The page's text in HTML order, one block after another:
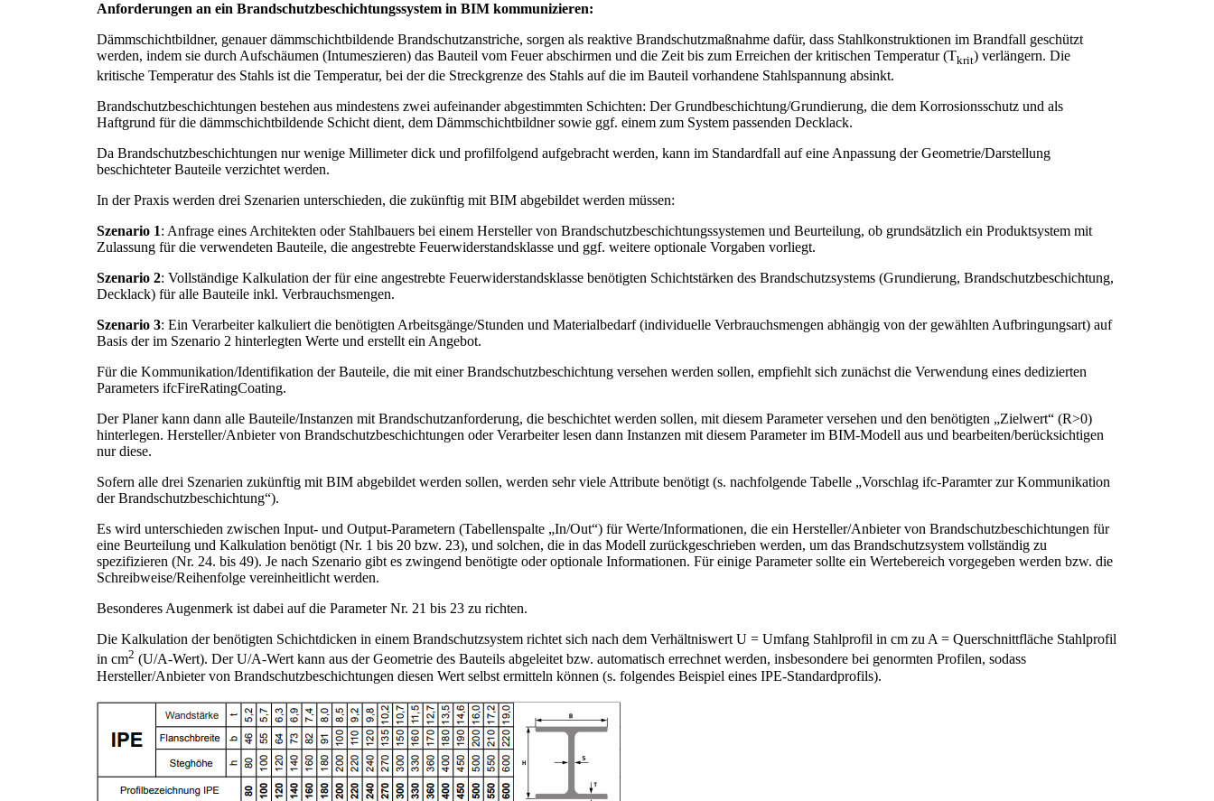
Anforderungen an ein Brandschutzbeschichtungssystem in BIM kommunizieren:
Dämmschichtbildner, genauer dämmschichtbildende Brandschutzanstriche, sorgen als reaktive Brandschutzmaßnahme dafür, dass Stahlkonstruktionen im Brandfall geschützt
werden, indem sie durch Aufschäumen (Intumeszieren) das Bauteil vom Feuer abschirmen und die Zeit bis zum Erreichen der kritischen Temperatur (Tkrit) verlängern. Die
kritische Temperatur des Stahls ist die Temperatur, bei der die Streckgrenze des Stahls auf die im Bauteil vorhandene Stahlspannung absinkt.
Brandschutzbeschichtungen bestehen aus mindestens zwei aufeinander abgestimmten Schichten: Der Grundbeschichtung/Grundierung, die dem Korrosionsschutz und als
Haftgrund für die dämmschichtbildende Schicht dient, dem Dämmschichtbildner sowie ggf. einem zum System passenden Decklack.
Da Brandschutzbeschichtungen nur wenige Millimeter dick und profilfolgend aufgebracht werden, kann im Standardfall auf eine Anpassung der Geometrie/Darstellung
beschichteter Bauteile verzichtet werden.
In der Praxis werden drei Szenarien unterschieden, die zukünftig mit BIM abgebildet werden müssen:
Szenario 1: Anfrage eines Architekten oder Stahlbauers bei einem Hersteller von Brandschutzbeschichtungssystemen und Beurteilung, ob grundsätzlich ein Produktsystem mit
Zulassung für die verwendeten Bauteile, die angestrebte Feuerwiderstandsklasse und ggf. weitere optionale Vorgaben vorliegt.
Szenario 2: Vollständige Kalkulation der für eine angestrebte Feuerwiderstandsklasse benötigten Schichtstärken des Brandschutzsystems (Grundierung, Brandschutzbeschichtung,
Decklack) für alle Bauteile inkl. Verbrauchsmengen.
Szenario 3: Ein Verarbeiter kalkuliert die benötigten Arbeitsgänge/Stunden und Materialbedarf (individuelle Verbrauchsmengen abhängig von der gewählten Aufbringungsart) auf
Basis der im Szenario 2 hinterlegten Werte und erstellt ein Angebot.
Für die Kommunikation/Identifikation der Bauteile, die mit einer Brandschutzbeschichtung versehen werden sollen, empfiehlt sich zunächst die Verwendung eines dedizierten
Parameters ifcFireRatingCoating.
Der Planer kann dann alle Bauteile/Instanzen mit Brandschutzanforderung, die beschichtet werden sollen, mit diesem Parameter versehen und den benötigten „Zielwert“ (R>0)
hinterlegen. Hersteller/Anbieter von Brandschutzbeschichtungen oder Verarbeiter lesen dann Instanzen mit diesem Parameter im BIM-Modell aus und bearbeiten/berücksichtigen
nur diese.
Sofern alle drei Szenarien zukünftig mit BIM abgebildet werden sollen, werden sehr viele Attribute benötigt (s. nachfolgende Tabelle „Vorschlag ifc-Paramter zur Kommunikation
der Brandschutzbeschichtung“).
Es wird unterschieden zwischen Input- und Output-Parametern (Tabellenspalte „In/Out“) für Werte/Informationen, die ein Hersteller/Anbieter von Brandschutzbeschichtungen für
eine Beurteilung und Kalkulation benötigt (Nr. 1 bis 20 bzw. 23), und solchen, die in das Modell zurückgeschrieben werden, um das Brandschutzsystem vollständig zu
spezifizieren (Nr. 24. bis 49). Je nach Szenario gibt es zwingend benötigte oder optionale Informationen. Für einige Parameter sollte ein Wertebereich vorgegeben werden bzw. die
Schreibweise/Reihenfolge vereinheitlicht werden.
Besonderes Augenmerk ist dabei auf die Parameter Nr. 21 bis 23 zu richten.
Die Kalkulation der benötigten Schichtdicken in einem Brandschutzsystem richtet sich nach dem Verhältniswert U = Umfang Stahlprofil in cm zu A = Querschnittfläche Stahlprofil
in cm2 (U/A-Wert). Der U/A-Wert kann aus der Geometrie des Bauteils abgeleitet bzw. automatisch errechnet werden, insbesondere bei genormten Profilen, sodass
Hersteller/Anbieter von Brandschutzbeschichtungen diesen Wert selbst ermitteln können (s. folgendes Beispiel eines IPE-Standardprofils).